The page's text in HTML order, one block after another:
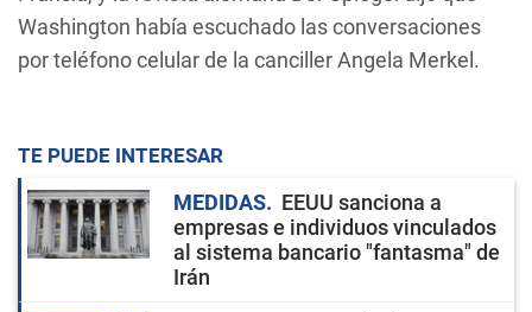
Washington había escuchado las conversaciones
por teléfono celular de la canciller Angela Merkel.
TE PUEDE INTERESAR
MEDIDAS
EEUU sanciona a
empresas e individuos vinculados
al sistema bancario "fantasma" de
Irán